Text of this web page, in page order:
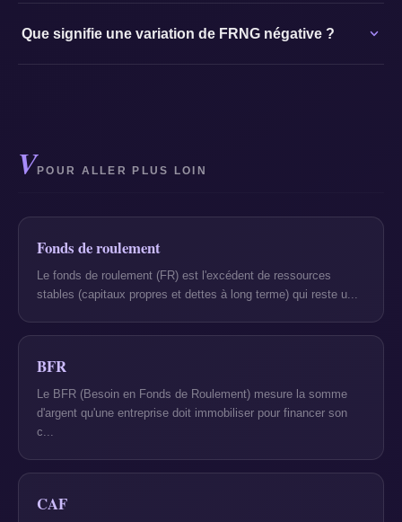
Que signifie une variation de FRNG négative ?
VPOUR ALLER PLUS LOIN
Fonds de roulement
Le fonds de roulement (FR) est l'excédent de ressources
stables (capitaux propres et dettes à long terme) qui reste u...
BFR
Le BFR (Besoin en Fonds de Roulement) mesure la somme
d'argent qu'une entreprise doit immobiliser pour financer son
c...
CAF